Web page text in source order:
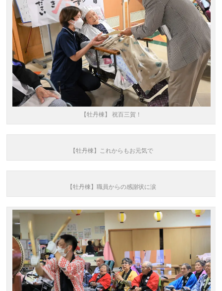
【牡丹棟】 祝百三賀！
【牡丹棟】これからもお元気で
【牡丹棟】職員からの感謝状に涙